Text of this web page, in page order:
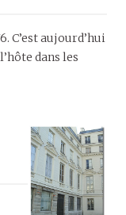
C’est aujourd’hui
dans les